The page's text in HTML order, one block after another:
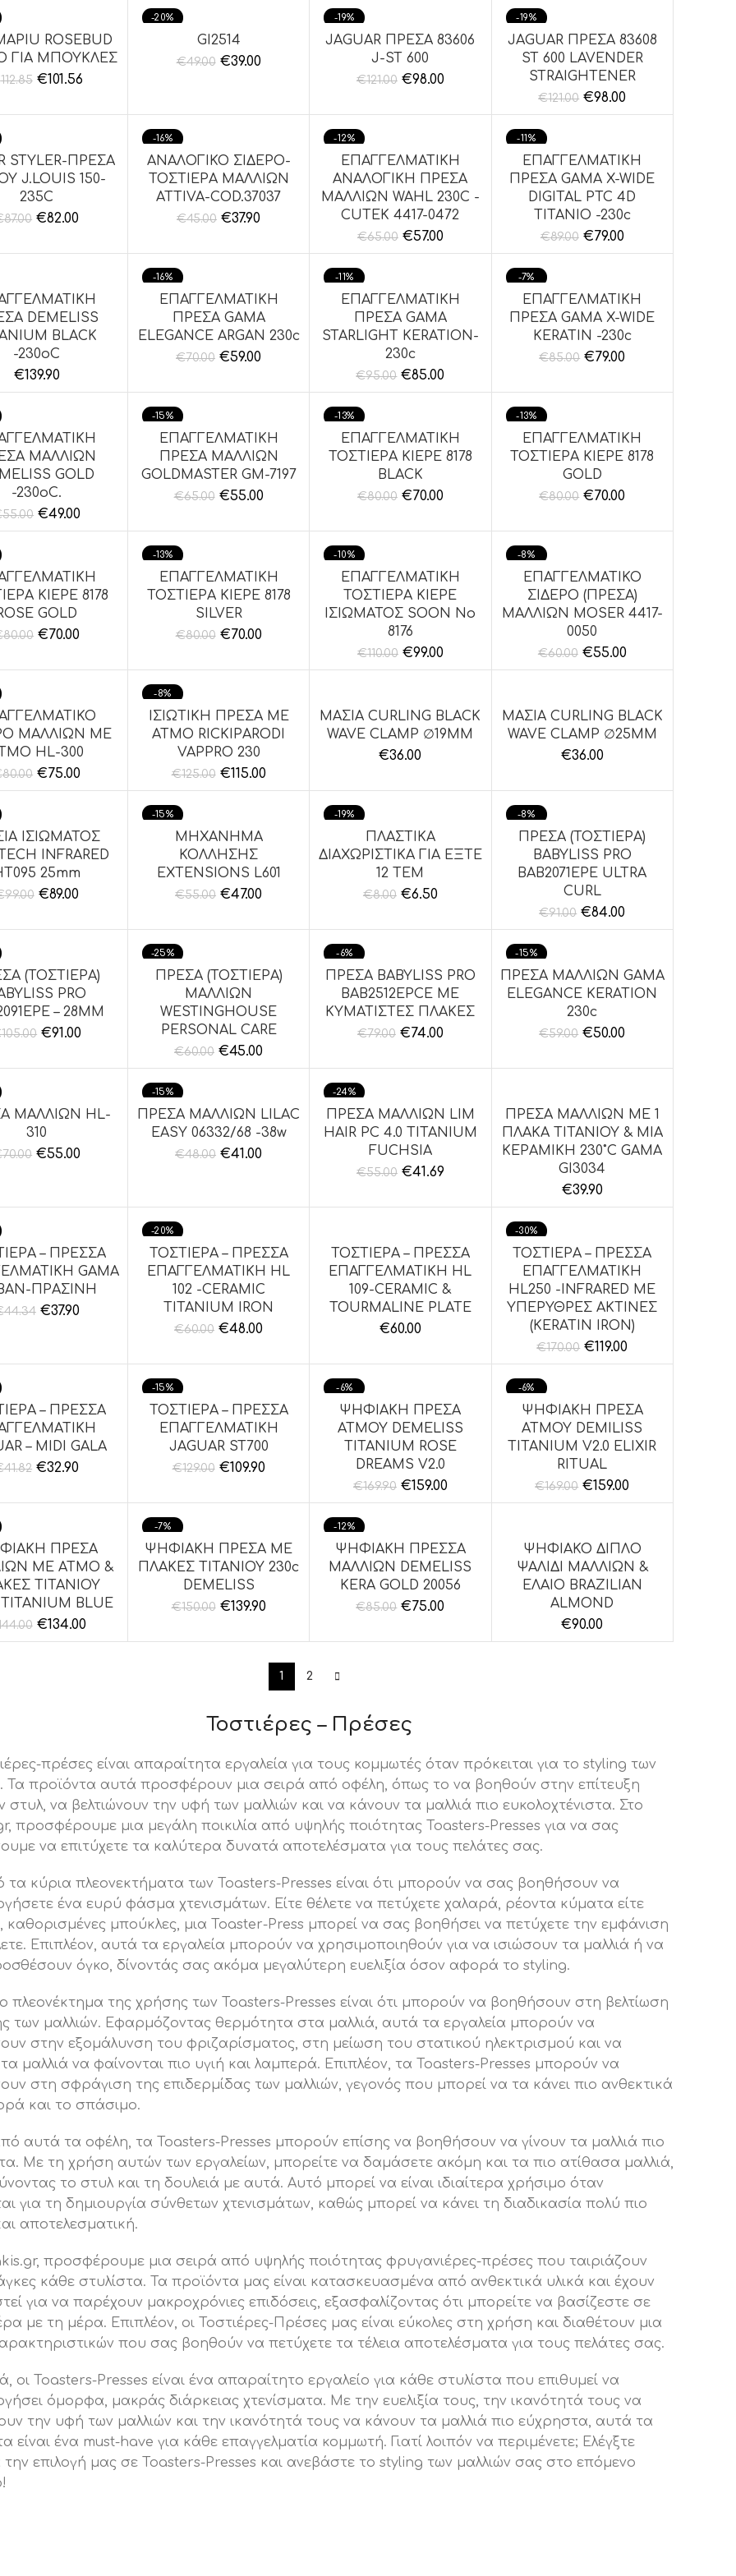
ΣΤΟ ΚΑΛΆΘΙ
ROSEBUD
ΓΙΑ ΜΠΟΥΚΛΕΣ
112.85 €101.56
-20%
ΠΡΟΣΘΉΚΗ ΣΤΟ ΚΑΛΆΘΙ
GI2514
€49.00 €39.00
-19%
ΠΡΟΣΘΉΚΗ ΣΤΟ ΚΑΛΆΘΙ
JAGUAR ΠΡΕΣΑ 83606
J-ST 600
€121.00 €98.00
-19%
ΠΡΟΣΘΉΚΗ ΣΤΟ ΚΑΛΆΘΙ
JAGUAR ΠΡΕΣΑ 83608
ST 600 LAVENDER
STRAIGHTENER
€121.00 €98.00
ΣΤΟ ΚΑΛΆΘΙ
STYLER-ΠΡΕΣΑ
J.LOUIS 150-
235C
87.00 €82.00
-16%
ΠΡΟΣΘΉΚΗ ΣΤΟ ΚΑΛΆΘΙ
ΑΝΑΛΟΓΙΚΟ ΣΙΔΕΡΟ-
ΤΟΣΤΙΕΡΑ ΜΑΛΛΙΩΝ
ATTIVA-COD.37037
€45.00 €37.90
-12%
ΠΡΟΣΘΉΚΗ ΣΤΟ ΚΑΛΆΘΙ
ΕΠΑΓΓΕΛΜΑΤΙΚΗ
ΑΝΑΛΟΓΙΚΗ ΠΡΕΣΑ
ΜΑΛΛΙΩΝ WAHL 230C -
CUTEK 4417-0472
€65.00 €57.00
-11%
ΠΡΟΣΘΉΚΗ ΣΤΟ ΚΑΛΆΘΙ
ΕΠΑΓΓΕΛΜΑΤΙΚΗ
ΠΡΕΣΑ GAMA X-WIDE
DIGITAL PTC 4D
TITANIO -230c
€89.00 €79.00
ΣΤΟ ΚΑΛΆΘΙ
DEMELISS
BLACK
-230oC
€139.90
-16%
ΠΡΟΣΘΉΚΗ ΣΤΟ ΚΑΛΆΘΙ
ΕΠΑΓΓΕΛΜΑΤΙΚΗ
ΠΡΕΣΑ GAMA
ELEGANCE ARGAN 230c
€70.00 €59.00
-11%
ΠΡΟΣΘΉΚΗ ΣΤΟ ΚΑΛΆΘΙ
ΕΠΑΓΓΕΛΜΑΤΙΚΗ
ΠΡΕΣΑ GAMA
STARLIGHT KERATION-
230c
€95.00 €85.00
-7%
ΠΡΟΣΘΉΚΗ ΣΤΟ ΚΑΛΆΘΙ
ΕΠΑΓΓΕΛΜΑΤΙΚΗ
ΠΡΕΣΑ GAMA X-WIDE
KERATIN -230c
€85.00 €79.00
ΣΤΟ ΚΑΛΆΘΙ
ΜΑΛΛΙΩΝ
GOLD
-230oC.
55.00 €49.00
-15%
ΠΡΟΣΘΉΚΗ ΣΤΟ ΚΑΛΆΘΙ
ΕΠΑΓΓΕΛΜΑΤΙΚΗ
ΠΡΕΣΑ ΜΑΛΛΙΩΝ
GOLDMASTER GM-7197
€65.00 €55.00
-13%
ΠΡΟΣΘΉΚΗ ΣΤΟ ΚΑΛΆΘΙ
ΕΠΑΓΓΕΛΜΑΤΙΚΗ
ΤΟΣΤΙΕΡΑ KIEPE 8178
BLACK
€80.00 €70.00
-13%
ΠΡΟΣΘΉΚΗ ΣΤΟ ΚΑΛΆΘΙ
ΕΠΑΓΓΕΛΜΑΤΙΚΗ
ΤΟΣΤΙΕΡΑ KIEPE 8178
GOLD
€80.00 €70.00
ΣΤΟ ΚΑΛΆΘΙ
KIEPE 8178
GOLD
80.00 €70.00
-13%
ΠΡΟΣΘΉΚΗ ΣΤΟ ΚΑΛΆΘΙ
ΕΠΑΓΓΕΛΜΑΤΙΚΗ
ΤΟΣΤΙΕΡΑ KIEPE 8178
SILVER
€80.00 €70.00
-10%
ΠΡΟΣΘΉΚΗ ΣΤΟ ΚΑΛΆΘΙ
ΕΠΑΓΓΕΛΜΑΤΙΚΗ
ΤΟΣΤΙΕΡΑ KIEPE
ΙΣΙΩΜΑΤΟΣ SOON No
8176
€110.00 €99.00
-8%
ΠΡΟΣΘΉΚΗ ΣΤΟ ΚΑΛΆΘΙ
ΕΠΑΓΓΕΛΜΑΤΙΚΟ
ΣΙΔΕΡΟ (ΠΡΕΣΑ)
ΜΑΛΛΙΩΝ MOSER 4417-
0050
€60.00 €55.00
ΣΤΟ ΚΑΛΆΘΙ
ΜΑΛΛΙΩΝ ΜΕ
ΗL-300
80.00 €75.00
-8%
ΠΡΟΣΘΉΚΗ ΣΤΟ ΚΑΛΆΘΙ
ΙΣΙΩΤΙΚΗ ΠΡΕΣΑ ΜΕ
ΑΤΜΟ RICKIPARODI
VAPPRO 230
€125.00 €115.00
ΠΡΟΣΘΉΚΗ ΣΤΟ ΚΑΛΆΘΙ
ΜΑΣΙΑ CURLING BLACK
WAVE CLAMP ∅19MM
€36.00
ΠΡΟΣΘΉΚΗ ΣΤΟ ΚΑΛΆΘΙ
ΜΑΣΙΑ CURLING BLACK
WAVE CLAMP ∅25MM
€36.00
ΣΤΟ ΚΑΛΆΘΙ
ΙΣΙΩΜΑΤΟΣ
INFRARED
25mm
99.00 €89.00
-15%
ΠΡΟΣΘΉΚΗ ΣΤΟ ΚΑΛΆΘΙ
ΜΗΧΑΝΗΜΑ
ΚΟΛΛΗΣΗΣ
EXTENSIONS L601
€55.00 €47.00
-19%
ΠΡΟΣΘΉΚΗ ΣΤΟ ΚΑΛΆΘΙ
ΠΛΑΣΤΙΚΑ
ΔΙΑΧΩΡΙΣΤΙΚΑ ΓΙΑ ΕΞΤΕ
12 ΤΕΜ
€8.00 €6.50
-8%
ΠΡΟΣΘΉΚΗ ΣΤΟ ΚΑΛΆΘΙ
ΠΡΕΣΑ (ΤΟΣΤΙΕΡΑ)
BABYLISS PRO
BAB2071EPE ULTRA
CURL
€91.00 €84.00
ΣΤΟ ΚΑΛΆΘΙ
(ΤΟΣΤΙΕΡΑ)
PRO
– 28MM
105.00 €91.00
-25%
ΠΡΟΣΘΉΚΗ ΣΤΟ ΚΑΛΆΘΙ
ΠΡΕΣΑ (ΤΟΣΤΙΕΡΑ)
ΜΑΛΛΙΩΝ
WESTINGHOUSE
PERSONAL CARE
€60.00 €45.00
-6%
ΠΡΟΣΘΉΚΗ ΣΤΟ ΚΑΛΆΘΙ
ΠΡΕΣΑ BABYLISS PRO
BAB2512EPCE ΜΕ
ΚΥΜΑΤΙΣΤΕΣ ΠΛΑΚΕΣ
€79.00 €74.00
-15%
ΠΡΟΣΘΉΚΗ ΣΤΟ ΚΑΛΆΘΙ
ΠΡΕΣΑ ΜΑΛΛΙΩΝ GAMA
ELEGANCE KERATION
230c
€59.00 €50.00
ΣΤΟ ΚΑΛΆΘΙ
ΜΑΛΛΙΩΝ HL-
310
70.00 €55.00
-15%
ΠΡΟΣΘΉΚΗ ΣΤΟ ΚΑΛΆΘΙ
ΠΡΕΣΑ ΜΑΛΛΙΩΝ LILAC
EASY 06332/68 -38w
€48.00 €41.00
-24%
ΠΡΟΣΘΉΚΗ ΣΤΟ ΚΑΛΆΘΙ
ΠΡΕΣΑ ΜΑΛΛΙΩΝ LIM
HAIR PC 4.0 TITANIUM
FUCHSIA
€55.00 €41.69
ΠΡΟΣΘΉΚΗ ΣΤΟ ΚΑΛΆΘΙ
ΠΡΕΣΑ ΜΑΛΛΙΩΝ ΜΕ 1
ΠΛΑΚΑ ΤΙΤΑΝΙΟΥ & ΜΙΑ
ΚΕΡΑΜΙΚΗ 230˚C GAMA
GI3034
€39.90
ΣΤΟ ΚΑΛΆΘΙ
– ΠΡΕΣΣΑ
GAMA
ΠΡΑΣΙΝΗ
44.34 €37.90
-20%
ΠΡΟΣΘΉΚΗ ΣΤΟ ΚΑΛΆΘΙ
ΤΟΣΤΙΕΡΑ – ΠΡΕΣΣΑ
ΕΠΑΓΓΕΛΜΑΤΙΚΗ HL
102 -CERAMIC
TITANIUM IRON
€60.00 €48.00
ΠΡΟΣΘΉΚΗ ΣΤΟ ΚΑΛΆΘΙ
ΤΟΣΤΙΕΡΑ – ΠΡΕΣΣΑ
ΕΠΑΓΓΕΛΜΑΤΙΚΗ HL
109-CERAMIC &
TOURMALINE PLATE
€60.00
-30%
ΠΡΟΣΘΉΚΗ ΣΤΟ ΚΑΛΆΘΙ
ΤΟΣΤΙΕΡΑ – ΠΡΕΣΣΑ
ΕΠΑΓΓΕΛΜΑΤΙΚΗ
HL250 -INFRARED ΜΕ
ΥΠΕΡΥΘΡΕΣ ΑΚΤΙΝΕΣ
(KERATIN IRON)
€170.00 €119.00
ΣΤΟ ΚΑΛΆΘΙ
– ΠΡΕΣΣΑ
– MIDI GALA
41.82 €32.90
-15%
ΠΡΟΣΘΉΚΗ ΣΤΟ ΚΑΛΆΘΙ
ΤΟΣΤΙΕΡΑ – ΠΡΕΣΣΑ
ΕΠΑΓΓΕΛΜΑΤΙΚΗ
JAGUAR ST700
€129.00 €109.90
-6%
ΠΡΟΣΘΉΚΗ ΣΤΟ ΚΑΛΆΘΙ
ΨΗΦΙΑΚΗ ΠΡΕΣΑ
ΑΤΜΟΥ DEMELISS
TITANIUM ROSE
DREAMS V2.0
€169.90 €159.00
-6%
ΠΡΟΣΘΉΚΗ ΣΤΟ ΚΑΛΆΘΙ
ΨΗΦΙΑΚΗ ΠΡΕΣΑ
ΑΤΜΟΥ DEMILISS
TITANIUM V2.0 ELIXIR
RITUAL
€169.00 €159.00
ΣΤΟ ΚΑΛΆΘΙ
ΠΡΕΣΑ
ΜΕ ΑΤΜΟ &
ΤΙΤΑΝΙΟΥ
TITANIUM BLUE
€134.00
-7%
ΠΡΟΣΘΉΚΗ ΣΤΟ ΚΑΛΆΘΙ
ΨΗΦΙΑΚΗ ΠΡΕΣΑ ΜΕ
ΠΛΑΚΕΣ ΤΙΤΑΝΙΟΥ 230c
DEMELISS
€150.00 €139.90
-12%
ΠΡΟΣΘΉΚΗ ΣΤΟ ΚΑΛΆΘΙ
ΨΗΦΙΑΚΗ ΠΡΕΣΣΑ
ΜΑΛΛΙΩΝ DEMELISS
KERA GOLD 20056
€85.00 €75.00
ΠΡΟΣΘΉΚΗ ΣΤΟ ΚΑΛΆΘΙ
ΨΗΦΙΑΚΟ ΔΙΠΛΟ
ΨΑΛΙΔΙ ΜΑΛΛΙΩΝ &
ΕΛΑΙΟ BRAZILIAN
ALMOND
€90.00
1 2
Τοστιέρες – Πρέσες
πρέσες είναι απαραίτητα εργαλεία για τους κομμωτές όταν πρόκειται για το styling των
Τα προϊόντα αυτά προσφέρουν μια σειρά από οφέλη, όπως το να βοηθούν στην επίτευξη
στυλ, να βελτιώνουν την υφή των μαλλιών και να κάνουν τα μαλλιά πιο ευκολοχτένιστα. Στο
προσφέρουμε μια μεγάλη ποικιλία από υψηλής ποιότητας Toasters-Presses για να σας
να επιτύχετε τα καλύτερα δυνατά αποτελέσματα για τους πελάτες σας.
τα κύρια πλεονεκτήματα των Toasters-Presses είναι ότι μπορούν να σας βοηθήσουν να
ένα ευρύ φάσμα χτενισμάτων. Είτε θέλετε να πετύχετε χαλαρά, ρέοντα κύματα είτε
καθορισμένες μπούκλες, μια Toaster-Press μπορεί να σας βοηθήσει να πετύχετε την εμφάνιση
Επιπλέον, αυτά τα εργαλεία μπορούν να χρησιμοποιηθούν για να ισιώσουν τα μαλλιά ή να
όγκο, δίνοντάς σας ακόμα μεγαλύτερη ευελιξία όσον αφορά το styling.
πλεονέκτημα της χρήσης των Toasters-Presses είναι ότι μπορούν να βοηθήσουν στη βελτίωση
των μαλλιών. Εφαρμόζοντας θερμότητα στα μαλλιά, αυτά τα εργαλεία μπορούν να
στην εξομάλυνση του φριζαρίσματος, στη μείωση του στατικού ηλεκτρισμού και να
μαλλιά να φαίνονται πιο υγιή και λαμπερά. Επιπλέον, τα Toasters-Presses μπορούν να
στη σφράγιση της επιδερμίδας των μαλλιών, γεγονός που μπορεί να τα κάνει πιο ανθεκτικά
και το σπάσιμο.
αυτά τα οφέλη, τα Toasters-Presses μπορούν επίσης να βοηθήσουν να γίνουν τα μαλλιά πιο
Με τη χρήση αυτών των εργαλείων, μπορείτε να δαμάσετε ακόμη και τα πιο ατίθασα μαλλιά,
το στυλ και τη δουλειά με αυτά. Αυτό μπορεί να είναι ιδιαίτερα χρήσιμο όταν
για τη δημιουργία σύνθετων χτενισμάτων, καθώς μπορεί να κάνει τη διαδικασία πολύ πιο
αποτελεσματική.
προσφέρουμε μια σειρά από υψηλής ποιότητας φρυγανιέρες-πρέσες που ταιριάζουν
κάθε στυλίστα. Τα προϊόντα μας είναι κατασκευασμένα από ανθεκτικά υλικά και έχουν
για να παρέχουν μακροχρόνιες επιδόσεις, εξασφαλίζοντας ότι μπορείτε να βασίζεστε σε
με τη μέρα. Επιπλέον, οι Τοστιέρες-Πρέσες μας είναι εύκολες στη χρήση και διαθέτουν μια
που σας βοηθούν να πετύχετε τα τέλεια αποτελέσματα για τους πελάτες σας.
οι Toasters-Presses είναι ένα απαραίτητο εργαλείο για κάθε στυλίστα που επιθυμεί να
όμορφα, μακράς διάρκειας χτενίσματα. Με την ευελιξία τους, την ικανότητά τους να
την υφή των μαλλιών και την ικανότητά τους να κάνουν τα μαλλιά πιο εύχρηστα, αυτά τα
είναι ένα must-have για κάθε επαγγελματία κομμωτή. Γιατί λοιπόν να περιμένετε; Ελέγξτε
επιλογή μας σε Toasters-Presses και ανεβάστε το styling των μαλλιών σας στο επόμενο